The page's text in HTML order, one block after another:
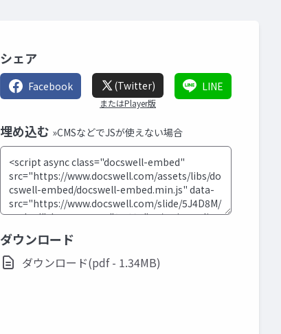
シェア
Facebook (Twitter)
またはPlayer版
LINE
埋め込む »CMSなどでJSが使えない場合
ダウンロード
ダウンロード(pdf - 1.34MB)